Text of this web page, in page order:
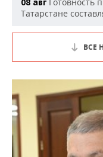
08 авг
Татарстане
ВСЕ